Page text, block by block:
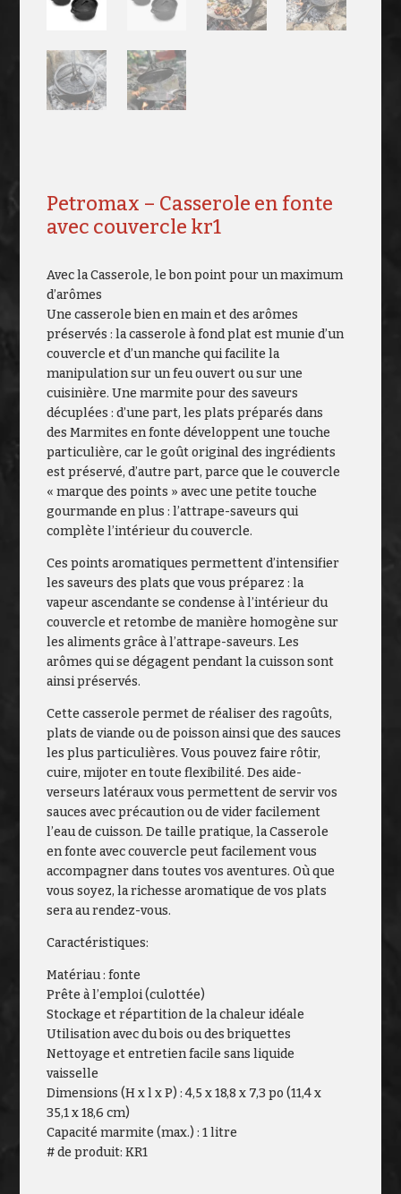
Petromax – Casserole en fonte
avec couvercle kr1
Avec la Casserole, le bon point pour un maximum
d’arômes
Une casserole bien en main et des arômes
préservés : la casserole à fond plat est munie d’un
couvercle et d’un manche qui facilite la
manipulation sur un feu ouvert ou sur une
cuisinière. Une marmite pour des saveurs
décuplées : d’une part, les plats préparés dans
des Marmites en fonte développent une touche
particulière, car le goût original des ingrédients
est préservé, d’autre part, parce que le couvercle
« marque des points » avec une petite touche
gourmande en plus : l’attrape-saveurs qui
complète l’intérieur du couvercle.
Ces points aromatiques permettent d’intensifier
les saveurs des plats que vous préparez : la
vapeur ascendante se condense à l’intérieur du
couvercle et retombe de manière homogène sur
les aliments grâce à l’attrape-saveurs. Les
arômes qui se dégagent pendant la cuisson sont
ainsi préservés.
Cette casserole permet de réaliser des ragoûts,
plats de viande ou de poisson ainsi que des sauces
les plus particulières. Vous pouvez faire rôtir,
cuire, mijoter en toute flexibilité. Des aide-
verseurs latéraux vous permettent de servir vos
sauces avec précaution ou de vider facilement
l’eau de cuisson. De taille pratique, la Casserole
en fonte avec couvercle peut facilement vous
accompagner dans toutes vos aventures. Où que
vous soyez, la richesse aromatique de vos plats
sera au rendez-vous.
Caractéristiques:
Matériau : fonte
Prête à l’emploi (culottée)
Stockage et répartition de la chaleur idéale
Utilisation avec du bois ou des briquettes
Nettoyage et entretien facile sans liquide
vaisselle
Dimensions (H x l x P) : 4,5 x 18,8 x 7,3 po (11,4 x
35,1 x 18,6 cm)
Capacité marmite (max.) : 1 litre
# de produit: KR1